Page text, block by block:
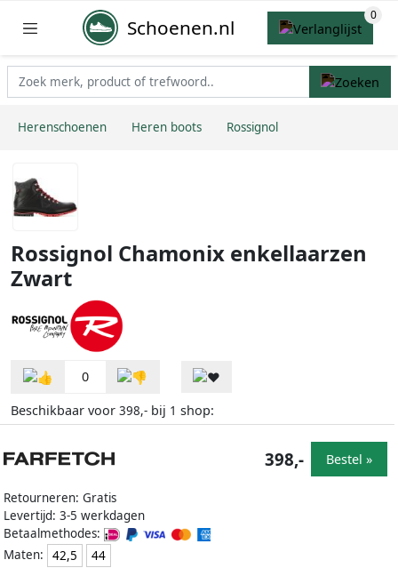
Schoenen.nl
Herenschoenen Heren boots Rossignol
Rossignol Chamonix enkellaarzen
Zwart
0
Beschikbaar voor 398,- bij 1 shop:
Retourneren: Gratis
Levertijd: 3-5 werkdagen
Betaalmethodes:
Maten:
42,5 44
398,- Bestel »